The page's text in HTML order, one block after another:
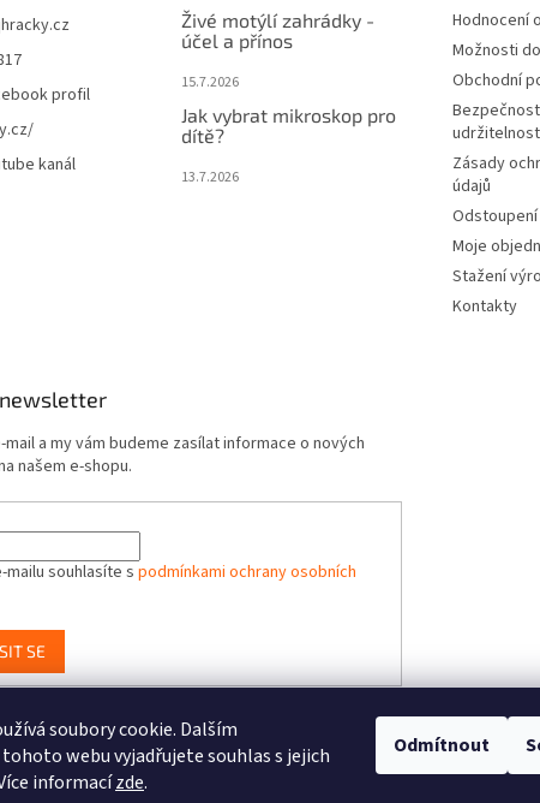
soubory cookie. Dalším
webu vyjadřujete souhlas s jejich
informacízde.
Odmítnout
profil
kanál
Živé motýlí zahrádky -
účel a přínos
15.7.2026
Jak vybrat mikroskop pro
dítě?
13.7.2026
Hodnocení
Možnosti
Obchodní
udržitelnost
Zásady
údajů
Moje
Stažení
Kontakty
a my vám budeme zasílat informace o nových
našem e-shopu.
mailu souhlasíte s podmínkami ochrany osobních
SE
Toys.cz, distributor značek BUKI France, Brainstorm Toys, Insect Lore,